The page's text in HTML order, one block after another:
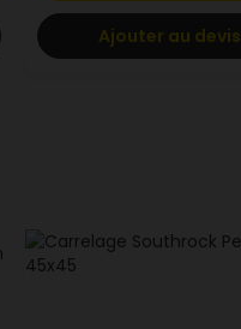
Ajouter au devis